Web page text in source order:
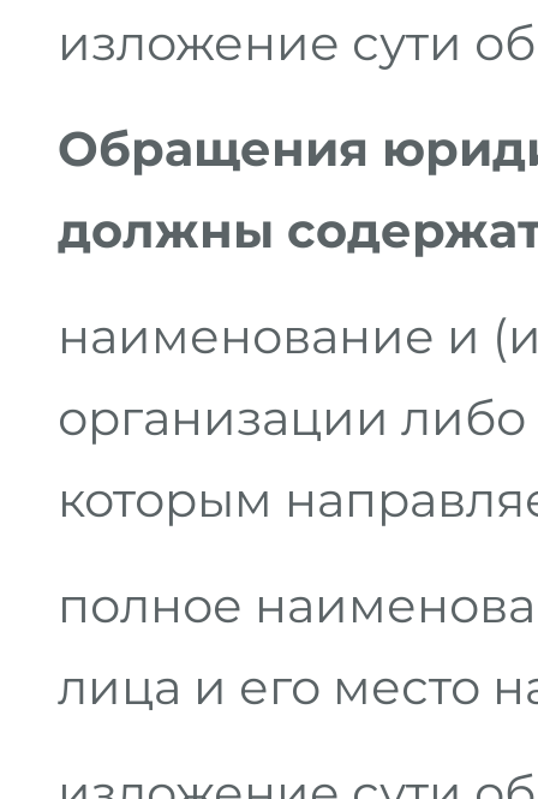
изложение сути
Обращения
должны
наименование и
организации
которым
полное
лица и его место